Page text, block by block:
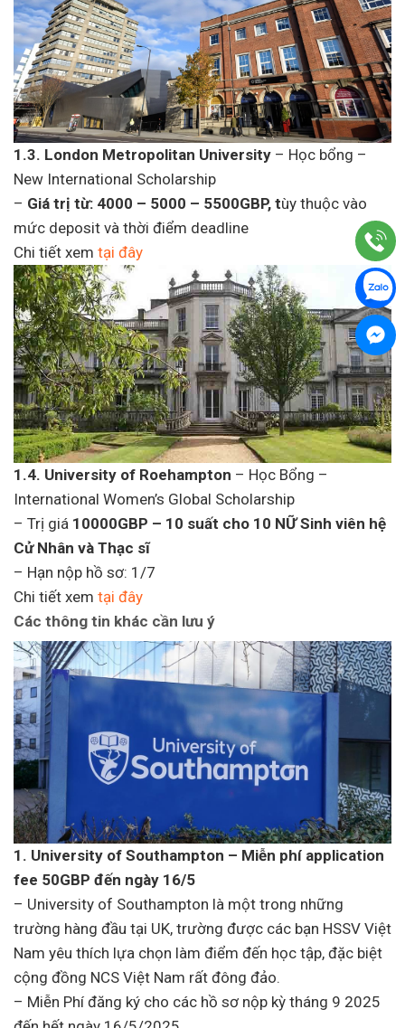
1.3. London Metropolitan University – Học bổng –
New International Scholarship
– Giá trị từ: 4000 – 5000 – 5500GBP, tùy thuộc vào
mức deposit và thời điểm deadline
Chi tiết xem tại đây
1.4. University of Roehampton – Học Bổng –
International Women’s Global Scholarship
– Trị giá 10000GBP – 10 suất cho 10 NỮ Sinh viên hệ
Cử Nhân và Thạc sĩ
– Hạn nộp hồ sơ: 1/7
Chi tiết xem tại đây
Các thông tin khác cần lưu ý
1. University of Southampton – Miễn phí application
fee 50GBP đến ngày 16/5
– University of Southampton là một trong những
trường hàng đầu tại UK, trường được các bạn HSSV Việt
Nam yêu thích lựa chọn làm điểm đến học tập, đặc biệt
cộng đồng NCS Việt Nam rất đông đảo.
– Miễn Phí đăng ký cho các hồ sơ nộp kỳ tháng 9 2025